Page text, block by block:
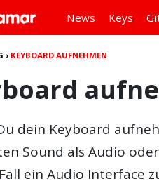
News Keys
› KEYBOARD AUFNEHMEN
dein Keyboard
Sound als Audio
ein Audio Interface